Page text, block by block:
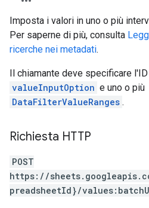
Imposta i valori in uno o più
Per saperne di più, consulta
ricerche nei metadati.
Il chiamante deve specificare
valueInputOption e uno o più
DataFilterValueRanges .
Richiesta HTTP
POST
https://
preadsheetId}/